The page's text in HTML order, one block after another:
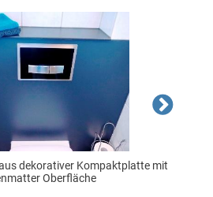
dekorativer Kompaktplatte mit
Oberfläche